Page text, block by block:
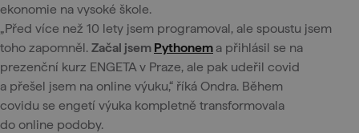
ekonomie na vysoké škole.
„Před více než 10 lety jsem programoval, ale spoustu jsem
toho zapomněl. Začal jsem Pythonem a přihlásil se na
prezenční kurz ENGETA v Praze, ale pak udeřil covid
a přešel jsem na online výuku,“ říká Ondra. Během
covidu se engetí výuka kompletně transformovala
do online podoby.